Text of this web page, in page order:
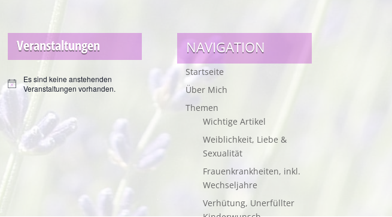
Veranstaltungen
Hinweis
Es sind keine anstehenden
Veranstaltungen vorhanden.
NAVIGATION
Startseite
Über Mich
Themen
Wichtige Artikel
Weiblichkeit, Liebe &
Sexualität
Frauenkrankheiten, inkl.
Wechseljahre
Verhütung, Unerfüllter